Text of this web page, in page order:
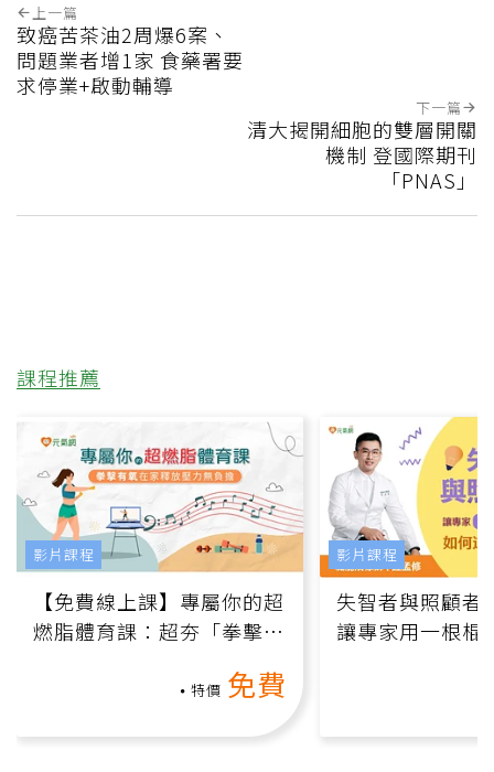
上一篇
致癌苦茶油2周爆6案、
問題業者增1家 食藥署要
求停業+啟動輔導
下一篇
清大揭開細胞的雙層開關
機制 登國際期刊
「PNAS」
課程推薦
【免費線上課】專屬你的超
燃脂體育課：超夯「拳擊有
特價 免費
影片課程
失智者與照顧者
讓專家用一根棍
影片課程